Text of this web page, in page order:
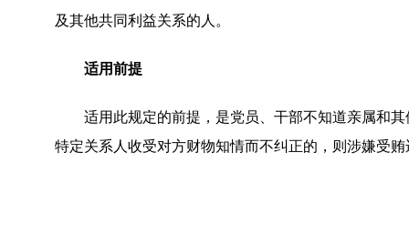
及其他共同利益关系的人。
适用前提
适用此规定的前提，是党员、干部不知道亲属和其
特定关系人收受对方财物知情而不纠正的，则涉嫌受